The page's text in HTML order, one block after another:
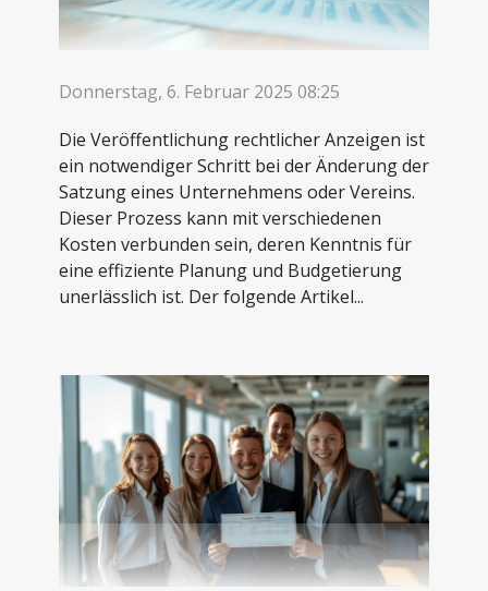
Donnerstag, 6. Februar 2025 08:25
Die Veröffentlichung rechtlicher Anzeigen ist
ein notwendiger Schritt bei der Änderung der
Satzung eines Unternehmens oder Vereins.
Dieser Prozess kann mit verschiedenen
Kosten verbunden sein, deren Kenntnis für
eine effiziente Planung und Budgetierung
unerlässlich ist. Der folgende Artikel...